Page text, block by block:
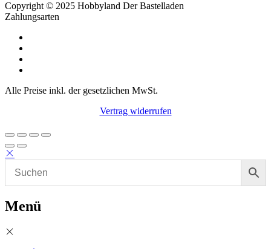
Copyright © 2025 Hobbyland Der Bastelladen
Zahlungsarten
Alle Preise inkl. der gesetzlichen MwSt.
Vertrag widerrufen
Menü